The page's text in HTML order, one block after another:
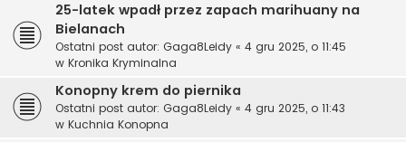
25-latek wpadł przez zapach marihuany na
Bielanach
Ostatni post autor: Gaga8Leidy « 4 gru 2025, o 11:45
w Kronika Kryminalna
Konopny krem do piernika
Ostatni post autor: Gaga8Leidy « 4 gru 2025, o 11:43
w Kuchnia Konopna